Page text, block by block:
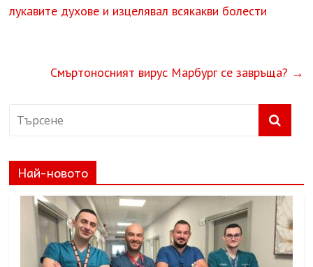
лукавите духове и изцелявал всякакви болести
Смъртоносният вирус Марбург се завръща? →
Най-новото